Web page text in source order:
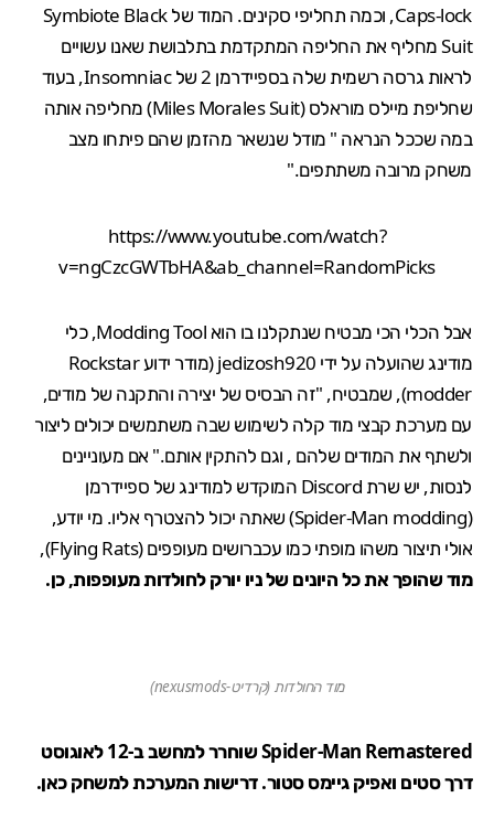
Caps-lock, וכמה תחליפי סקינים. המוד של
Symbiote Black
Suitמחליף את החליפה המתקדמת בתלבושת שאנו עשויים
לראות גרסה רשמית שלה בספיידרמן 2 של Insomniac, בעוד
שחליפת מיילס מוראלס (Miles Morales Suit) מחליפה אותה
במה שככל הנראה " מודל שנשאר מהזמן שהם פיתחו מצב
משחק מרובה משתתפים."
https://www.youtube.com/watch?
v=ngCzcGWTbHA&ab_channel=RandomPicks
אבל הכלי הכי מבטיח שנתקלנו בו הואModding Tool, כלי
מודינג שהועלה על ידי jedizosh920 (מודר ידוע Rockstar
modder), שמבטיח, "זה הבסיס של יצירה והתקנה של מודים,
עם מערכת קבצי מוד קלה לשימוש שבה משתמשים יכולים ליצור
ולשתף את המודים שלהם , וגם להתקין אותם." אם מעוניינים
לנסות, יש שרת Discord המוקדש למודינג של ספיידרמן
(
Spider-Man modding) שאתה יכול להצטרף אליו. מי יודע,
אולי תיצור משהו מופתי כמו עכברושים מעופפים (Flying Rats
),
מוד שהופך את כל היונים של ניו יורק לחולדות מעופפות, כן.
מוד החולדות (קרדיט-nexusmods)
Spider-Man Remastered שוחרר למחשב ב-12 לאוגוסט
דרך סטים ואפיק גיימס סטור. דרישות המערכת למשחקכאן.